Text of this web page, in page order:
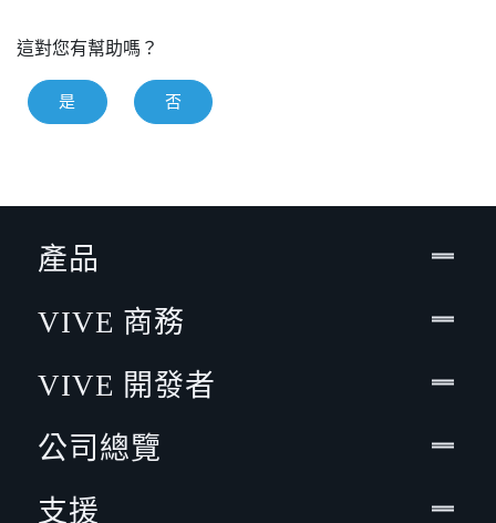
這對您有幫助嗎？
是 否
產品
VIVE 商務
VIVE 開發者
公司總覽
支援